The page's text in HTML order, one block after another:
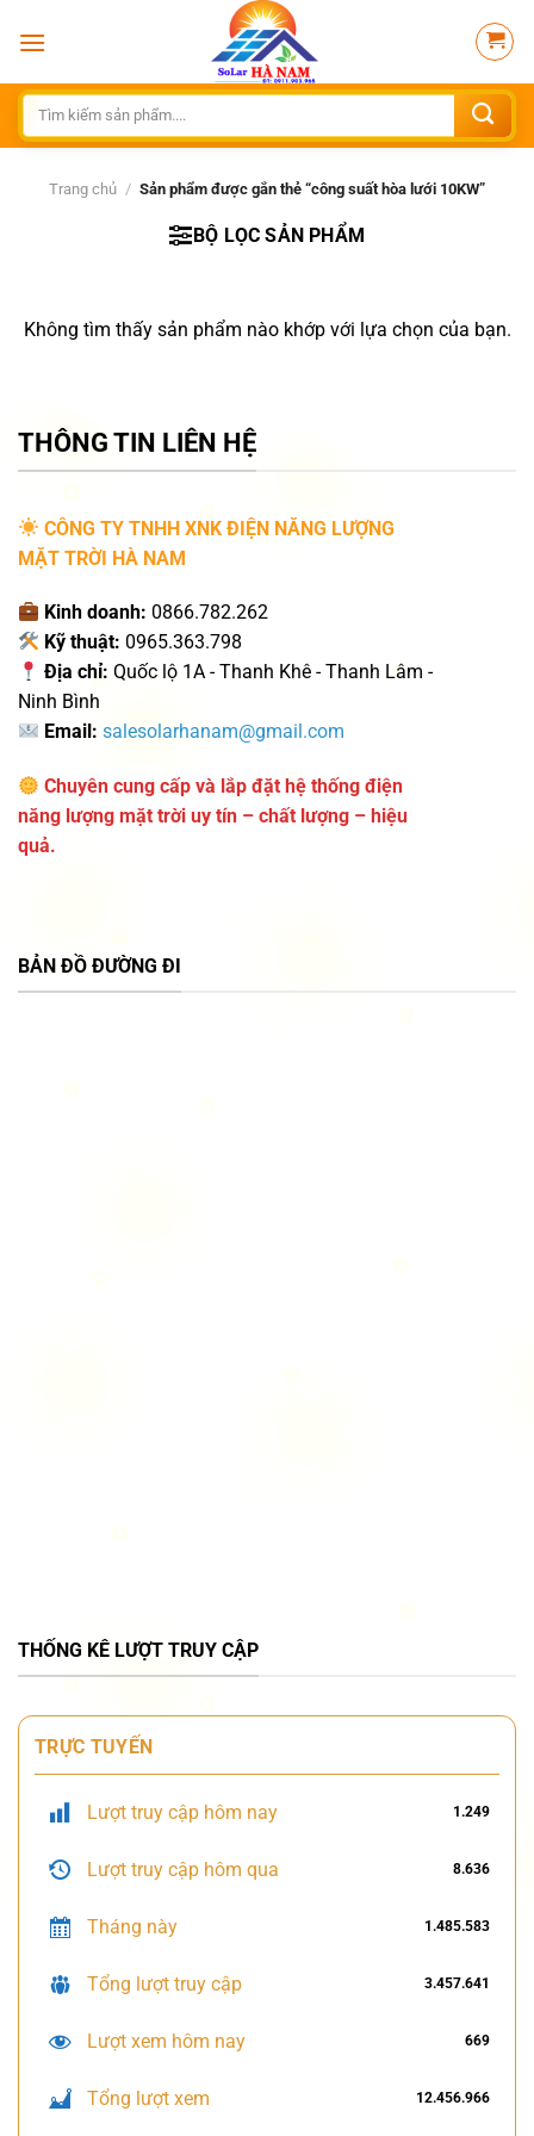
qua
dungTìm
kiếm:
Trang chủ / Sản phẩm được gắn thẻ “công suất hòa lưới 10KW”
BỘ LỌC SẢN PHẨM
Không tìm thấy sản phẩm nào khớp với lựa chọn của bạn.
THÔNG TIN LIÊN HỆ
CÔNG TY TNHH XNK ĐIỆN NĂNG LƯỢNG
MẶT TRỜI HÀ NAM
Kinh doanh: 0866.782.262
Kỹ thuật: 0965.363.798
Địa chỉ: Quốc lộ 1A - Thanh Khê - Thanh Lâm -
Ninh Bình
Email: salesolarhanam@gmail.com
Chuyên cung cấp và lắp đặt hệ thống điện
năng lượng mặt trời uy tín – chất lượng – hiệu
quả.
BẢN ĐỒ ĐƯỜNG ĐI
THỐNG KÊ LƯỢT TRUY CẬP
TRỰC TUYẾN
Lượt truy cập hôm nay 1.249
Lượt truy cập hôm qua 8.636
Tháng này 1.485.583
Tổng lượt truy cập 3.457.641
Lượt xem hôm nay 669
Tổng lượt xem 12.456.966